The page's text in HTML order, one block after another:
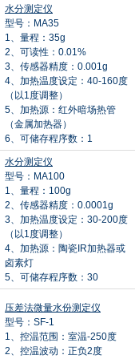
水分测定仪
型号：MA35
1、量程：35g
2、可读性：0.01%
3、传感器精度：0.001g
4、加热温度设定：40-160度
（以1度调整）
5、加热源：红外暗场热管
（金属加热器）
6、可储存程序数：1
水分测定仪
型号：MA100
1、量程：100g
2、传感器精度：0.0001g
3、加热温度设定：30-200度
（以1度调整）
4、加热源：陶瓷IR加热器或
卤素灯
5、可储存程序数：30
压差法微量水份测定仪
型号：SF-1
1、控温范围：室温-250度
2、控温波动：正负2度